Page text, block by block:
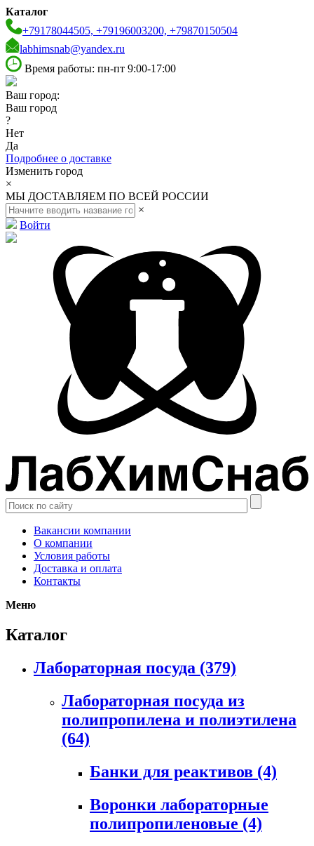
Каталог
+79178044505, +79196003200, +79870150504
labhimsnab@yandex.ru
Время работы: пн-пт 9:00-17:00
Ваш город:
Ваш город
?
Нет
Да
Подробнее о доставке
Изменить город
×
МЫ ДОСТАВЛЯЕМ ПО ВСЕЙ РОССИИ
×
Войти
Вакансии компании
О компании
Условия работы
Доставка и оплата
Контакты
Меню
Каталог
Лабораторная посуда (379)
Лабораторная посуда из
полипропилена и полиэтилена
(64)
Банки для реактивов (4)
Воронки лабораторные
полипропиленовые (4)